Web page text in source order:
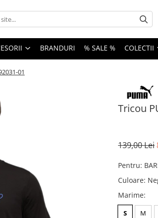
BRANDURI % SALE % COLECTII
01
Tricou
139,00 Lei
Pentru:
Culoare:
Marime:
S M